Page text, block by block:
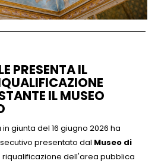
PRESENTA IL
IL MUSEO
in giunta del 16 giugno 2026 ha
presentato dal Museo di
riqualificazione dell'area pubblica